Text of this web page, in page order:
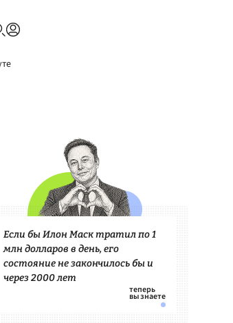
Если бы Илон Маск тратил по 1
млн долларов в день, его
состояние не закончилось бы и
через 2000 лет